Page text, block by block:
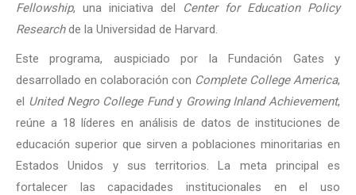
Fellowship, una iniciativa del
Center for Education Policy
Researchde la Universidad de Harvard.
Este programa, auspiciado por la Fundación Gates y
desarrollado en colaboración con Complete College America,
el United Negro College Fundy Growing Inland Achievement,
reúne a 18 líderes en análisis de datos de instituciones de
educación superior que sirven a poblaciones minoritarias en
Estados Unidos y sus territorios. La meta principal es
fortalecer las capacidades institucionales en el uso